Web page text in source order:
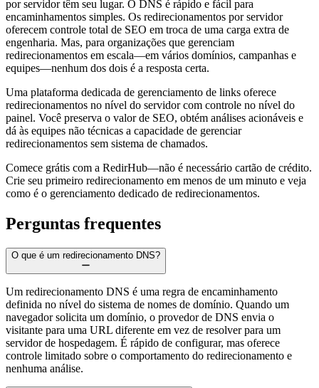
por servidor têm seu lugar. O DNS é rápido e fácil para
encaminhamentos simples. Os redirecionamentos por servidor
oferecem controle total de SEO em troca de uma carga extra de
engenharia. Mas, para organizações que gerenciam
redirecionamentos em escala—em vários domínios, campanhas e
equipes—nenhum dos dois é a resposta certa.
Uma plataforma dedicada de gerenciamento de links oferece
redirecionamentos no nível do servidor com controle no nível do
painel. Você preserva o valor de SEO, obtém análises acionáveis e
dá às equipes não técnicas a capacidade de gerenciar
redirecionamentos sem sistema de chamados.
Comece grátis com a RedirHub—não é necessário cartão de crédito.
Crie seu primeiro redirecionamento em menos de um minuto e veja
como é o gerenciamento dedicado de redirecionamentos.
Perguntas frequentes
O que é um redirecionamento DNS?
Um redirecionamento DNS é uma regra de encaminhamento
definida no nível do sistema de nomes de domínio. Quando um
navegador solicita um domínio, o provedor de DNS envia o
visitante para uma URL diferente em vez de resolver para um
servidor de hospedagem. É rápido de configurar, mas oferece
controle limitado sobre o comportamento do redirecionamento e
nenhuma análise.